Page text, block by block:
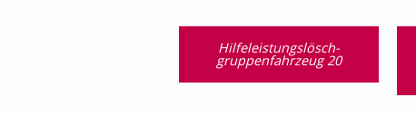
Hilfeleistungslösch­
gruppen­fahrzeug 20